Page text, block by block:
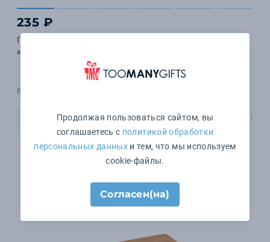
235 ₽
Подставка из бамбука
арт. MO9693-40
В наличии 4017 шт.
В корзинуПродолжая пользоваться сайтом, вы
соглашаетесь с политикой обработки
персональных данныхи тем, что мы используем
cookie-файлы.
Согласен(на)